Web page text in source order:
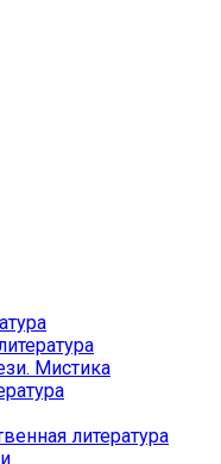
Мистика
литература